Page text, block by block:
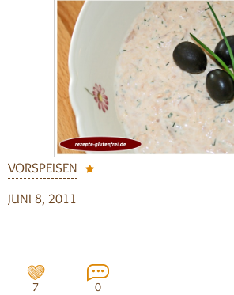
VORSPEISEN
JUNI 8, 2011
7 0